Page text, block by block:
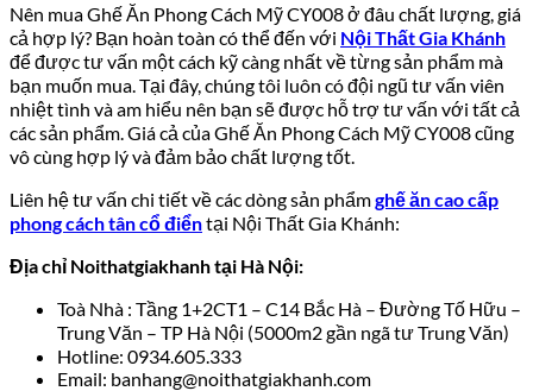
Nên mua Ghế Ăn Phong Cách Mỹ CY008 ở đâu chất lượng, giá
cả hợp lý? Bạn hoàn toàn có thể đến với Nội Thất Gia Khánh
để được tư vấn một cách kỹ càng nhất về từng sản phẩm mà
bạn muốn mua. Tại đây, chúng tôi luôn có đội ngũ tư vấn viên
nhiệt tình và am hiểu nên bạn sẽ được hỗ trợ tư vấn với tất cả
các sản phẩm. Giá cả của Ghế Ăn Phong Cách Mỹ CY008 cũng
vô cùng hợp lý và đảm bảo chất lượng tốt.
Liên hệ tư vấn chi tiết về các dòng sản phẩmghế ăn cao cấp
phong cách tân cổ điểntại Nội Thất Gia Khánh:
Địa chỉ Noithatgiakhanh tại Hà Nội:
Toà Nhà : Tầng 1+2CT1 – C14 Bắc Hà – Đường Tố Hữu –
Trung Văn – TP Hà Nội (5000m2 gần ngã tư Trung Văn)
Hotline: 0934.605.333
Email: banhang@noithatgiakhanh.com